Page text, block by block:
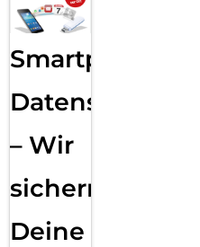
Smartphone
Datensicherung
– Wir
sichern
Deine